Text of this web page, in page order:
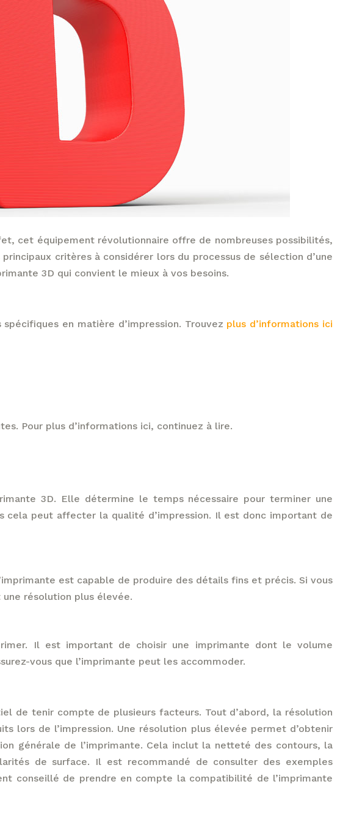
cet équipement révolutionnaire offre de nombreuses possibilités,
critères à considérer lors du processus de sélection d’une
3D qui convient le mieux à vos besoins.
en matière d’impression. Trouvez plus d’informations ici
Pour plus d’informations ici, continuez à lire.
3D. Elle détermine le temps nécessaire pour terminer une
cela peut affecter la qualité d’impression. Il est donc important de
est capable de produire des détails fins et précis. Si vous
résolution plus élevée.
Il est important de choisir une imprimante dont le volume
vous que l’imprimante peut les accommoder.
de tenir compte de plusieurs facteurs. Tout d’abord, la résolution
lors de l’impression. Une résolution plus élevée permet d’obtenir
générale de l’imprimante. Cela inclut la netteté des contours, la
de surface. Il est recommandé de consulter des exemples
conseillé de prendre en compte la compatibilité de l’imprimante